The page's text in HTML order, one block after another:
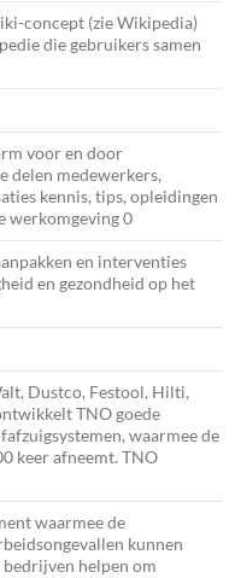
concept (zie Wikipedia)
die gebruikers samen
voor en door
delen medewerkers,
kennis, tips, opleidingen
werkomgeving 0
en interventies
en gezondheid op het
Dustco, Festool, Hilti,
TNO goede
waarmee de
keer afneemt. TNO
waarmee de
kunnen
bedrijven helpen om